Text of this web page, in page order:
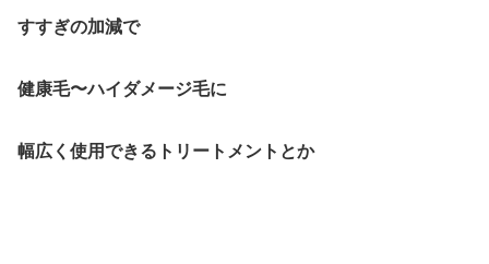
すすぎの加減で
健康毛〜ハイダメージ毛に
幅広く使用できるトリートメントとか